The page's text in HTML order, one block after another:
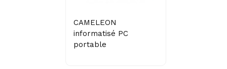
CAMELEON
informatisé PC
portable